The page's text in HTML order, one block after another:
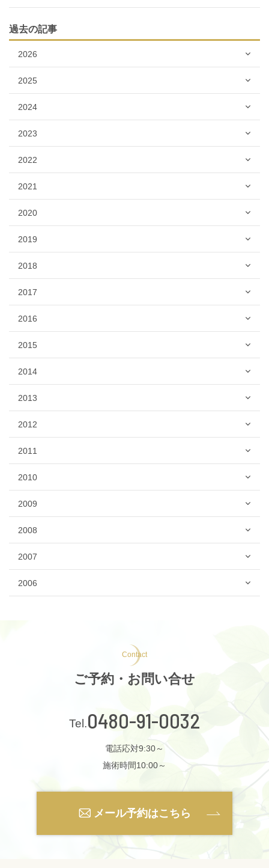
過去の記事
2026
2025
2024
2023
2022
2021
2020
2019
2018
2017
2016
2015
2014
2013
2012
2011
2010
2009
2008
2007
2006
Contact
ご予約・お問い合せ
0480-91-0032
電話応対9:30～
施術時間10:00～
メール予約はこちら